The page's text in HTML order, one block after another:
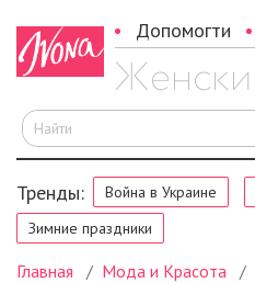
Допомогти
Тренды: Война в Украине
Зимние праздники
Главная Мода и Красота